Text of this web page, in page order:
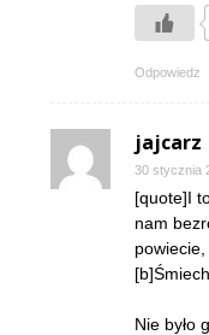
Odpowiedz
jajcarz
30 stycznia
[quote]I
nam
Nie było